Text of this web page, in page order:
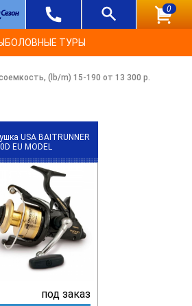
0
ТУРЫ
(lb/m) 15-190 от 13 300 р.
USA BAITRUNNER
EU MODEL
под заказ